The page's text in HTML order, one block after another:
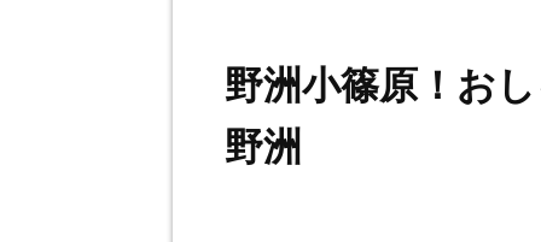
野洲小篠原！お
野洲